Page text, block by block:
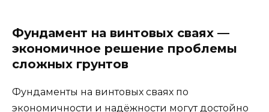
Фундамент на винтовых сваях —
экономичное решение проблемы
сложных грунтов
Фундаменты на винтовых сваях по
экономичности и надёжности могут достойно